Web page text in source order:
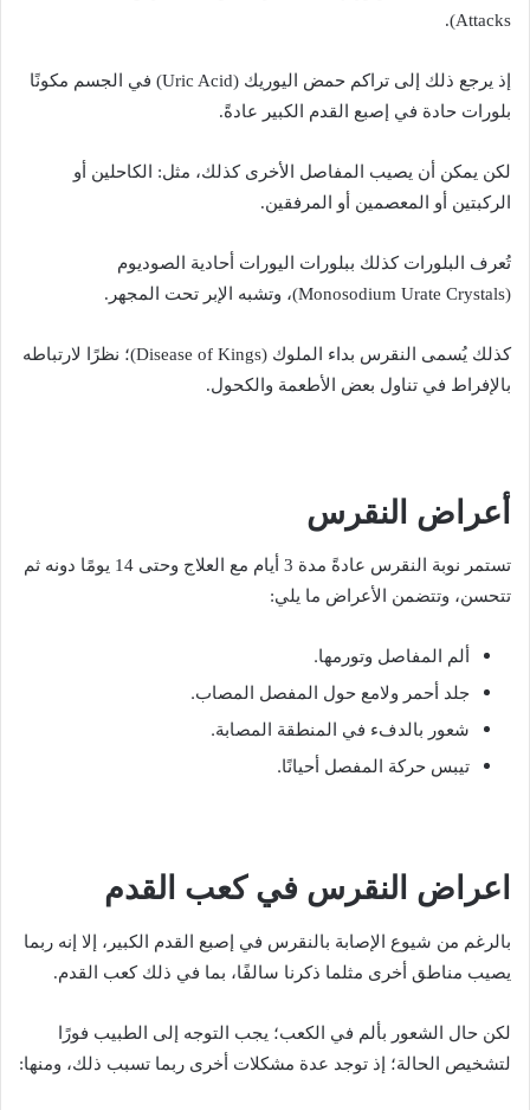
Attacks).
إذ يرجع ذلك إلى تراكم حمض اليوريك (Uric Acid) في الجسم مكونًا
بلورات حادة في إصبع القدم الكبير عادةً.
لكن يمكن أن يصيب المفاصل الأخرى كذلك، مثل: الكاحلين أو
الركبتين أو المعصمين أو المرفقين.
تُعرف البلورات كذلك ببلورات اليورات أحادية الصوديوم
(Monosodium Urate Crystals)، وتشبه الإبر تحت المجهر.
كذلك يُسمى النقرس بداء الملوك (Disease of Kings)؛ نظرًا لارتباطه
بالإفراط في تناول بعض الأطعمة والكحول.
أعراض النقرس
تستمر نوبة النقرس عادةً مدة 3 أيام مع العلاج وحتى 14 يومًا دونه ثم
تتحسن، وتتضمن الأعراض ما يلي:
ألم المفاصل وتورمها.
جلد أحمر ولامع حول المفصل المصاب.
شعور بالدفء في المنطقة المصابة.
تيبس حركة المفصل أحيانًا.
اعراض النقرس في كعب القدم
بالرغم من شيوع الإصابة بالنقرس في إصبع القدم الكبير، إلا إنه ربما
يصيب مناطق أخرى مثلما ذكرنا سالفًا، بما في ذلك كعب القدم.
لكن حال الشعور بألم في الكعب؛ يجب التوجه إلى الطبيب فورًا
لتشخيص الحالة؛ إذ توجد عدة مشكلات أخرى ربما تسبب ذلك، ومنها: